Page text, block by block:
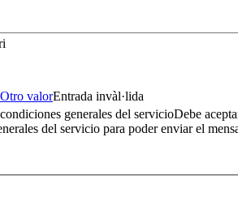
Otro valorEntrada invàl·lida
generales del servicioDebe
del servicio para poder enviar el